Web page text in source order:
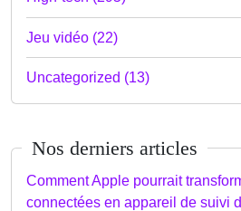
Jeu vidéo (22)
Uncategorized (13)
Nos derniers articles
Comment Apple pourrait
connectées en appareil de suivi